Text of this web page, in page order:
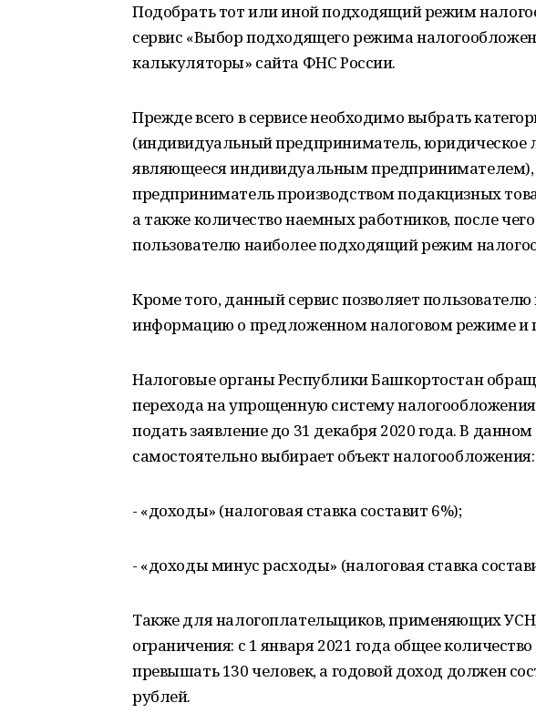
Подобрать тот или иной подходящий режим
сервис «Выбор подходящего режима
калькуляторы» сайта ФНС России.
Прежде всего в сервисе необходимо выбрать
(индивидуальный предприниматель, юридическое
являющееся индивидуальным предпринимателем),
предприниматель производством подакцизных
а также количество наемных работников, после
пользователю наиболее подходящий режим
Кроме того, данный сервис позволяет
информацию о предложенном налоговом режиме и
Налоговые органы Республики Башкортостан
перехода на упрощенную систему
подать заявление до 31 декабря 2020 года. В
самостоятельно выбирает объект налогообложения:
- «доходы» (налоговая ставка составит 6%);
- «доходы минус расходы» (налоговая ставка
Также для налогоплательщиков, применяющих
ограничения: с 1 января 2021 года общее
превышать 130 человек, а годовой доход должен
рублей.